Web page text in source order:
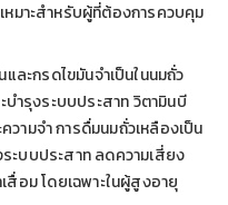
หมาะสำหรับผู้ที่ต้องการควบคุม
และกรดไขมันจำเป็นในนมถั่ว
ำรุงระบบประสาท วิตามินบี
ามจำ การดื่มนมถั่วเหลืองเป็น
ะบบประสาท ลดความเสี่ยง
สื่อม โดยเฉพาะในผู้สูงอายุ